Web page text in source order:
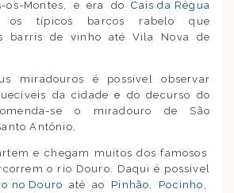
os-Montes, e era doCais da Régua
típicos barcos rabelo que
barris de vinho até Vila Nova de
miradouros é possível observar
da cidade e do decurso do
se o miradouro de São
António.
e chegam muitos dos famosos
o rio Douro. Daqui é possível
no Douro até ao Pinhão Pocinho